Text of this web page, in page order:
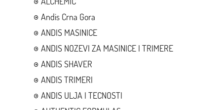
Andis Crna Gora
ANDIS MASINICE
ANDIS NOZEVI ZA MASINICE I TRIMERE
ANDIS SHAVER
ANDIS TRIMERI
ANDIS ULJA I TECNOSTI